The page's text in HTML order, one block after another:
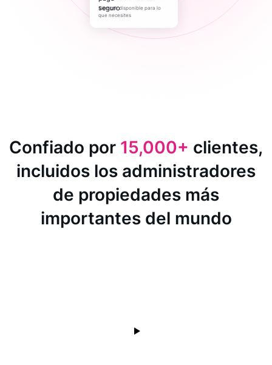
Siempre disponible para lo
que necesites
Confiado por 15,000+ clientes,
incluidos los administradores
de propiedades más
importantes del mundo